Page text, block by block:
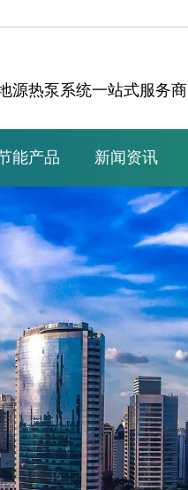
源热泵系统一站式服务商
能产品 新闻资讯